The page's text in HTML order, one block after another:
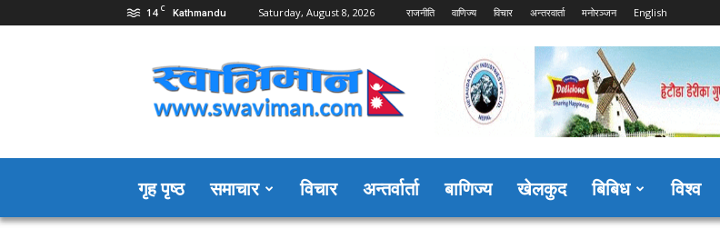
14 C Kathmandu Saturday, August 8, 2026 राजनीति वाणिज्य विचार अन्तरवार्ता मनोरञ्जन English
Swaviman
Nepal
गृह पृष्ठ समाचार विचार अन्तर्वार्ता बाणिज्य खेलकुद बिबिध विश्व